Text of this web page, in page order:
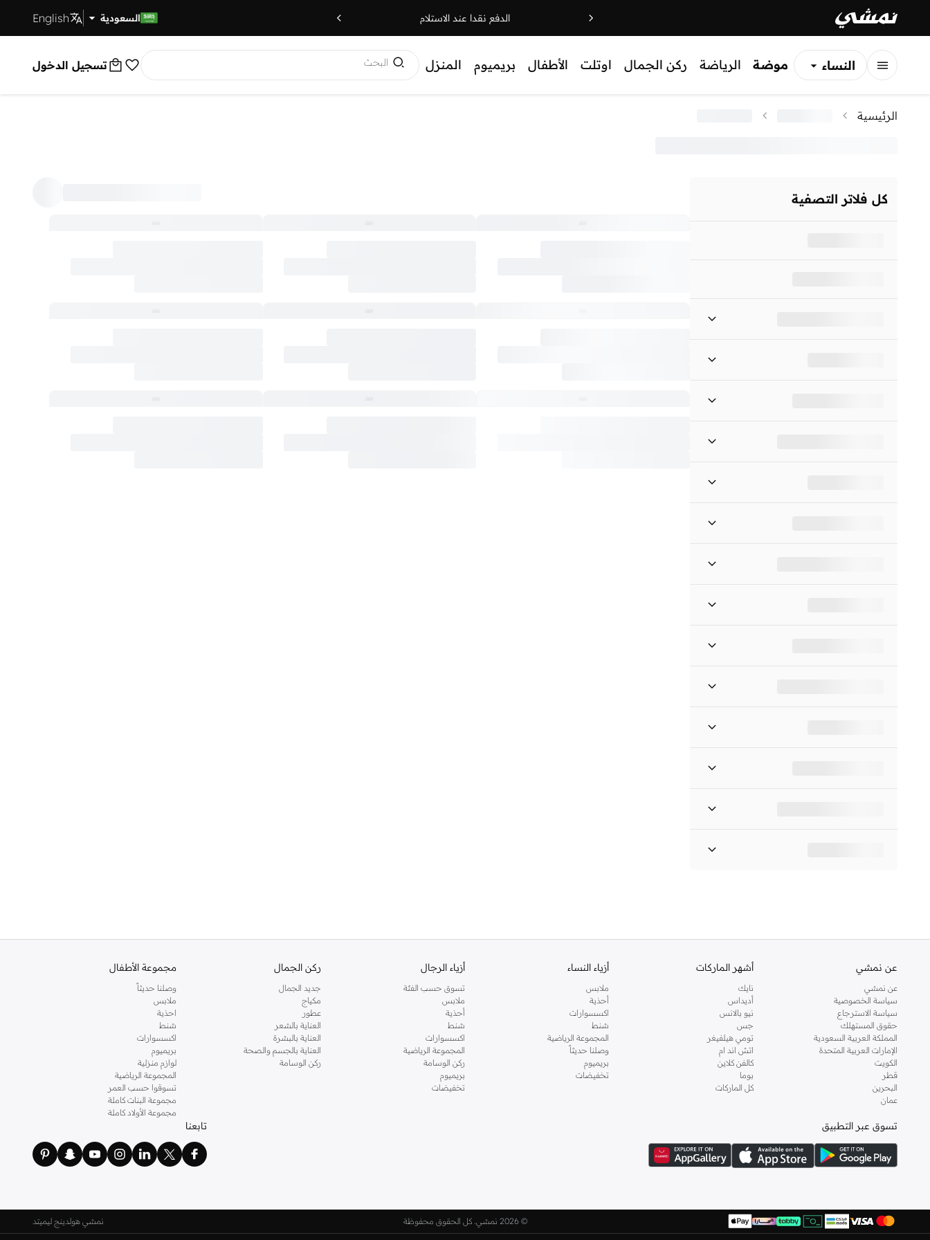
الدفع نقدا عند الاستلام توصيل سريع السعودية English
النساء
موضة الرياضة ركن الجمال اوتلت الأطفال بريميوم المنزل البحث تسجيل الدخول
الرئيسية
كل فلاتر التصفية
عن نمشي
عن نمشي
سياسة الخصوصية
سياسة الاسترجاع
حقوق المستهلك
المملكة العربية السعودية
الإمارات العربية المتحدة
الكويت
قطر
البحرين
عمان
أشهر الماركات
نايك
أديداس
نيو بالانس
جس
تومي هيلفيغر
اتش اند ام
كالفن كلاين
بوما
كل الماركات
أزياء النساء
ملابس
أحذية
اكسسوارات
شنط
المجموعة الرياضية
وصلنا حديثاً
بريميوم
تخفيضات
أزياء الرجال
تسوق حسب الفئة
ملابس
أحذية
شنط
اكسسوارات
المجموعة الرياضية
ركن الوسامة
بريميوم
تخفيضات
ركن الجمال
جديد الجمال
مكياج
عطور
العناية بالشعر
العناية بالبشرة
العناية بالجسم والصحة
ركن الوسامة
مجموعة الأطفال
وصلنا حديثاً
ملابس
احذية
شنط
اكسسوارات
بريميوم
لوازم منزلية
المجموعة الرياضية
تسوقوا حسب العمر
مجموعة البنات كاملة
مجموعة الأولاد كاملة
تسوق عبر التطبيق تابعنا
© 2026 نمشي. كل الحقوق محفوظة نمشي هولدينج ليميتد